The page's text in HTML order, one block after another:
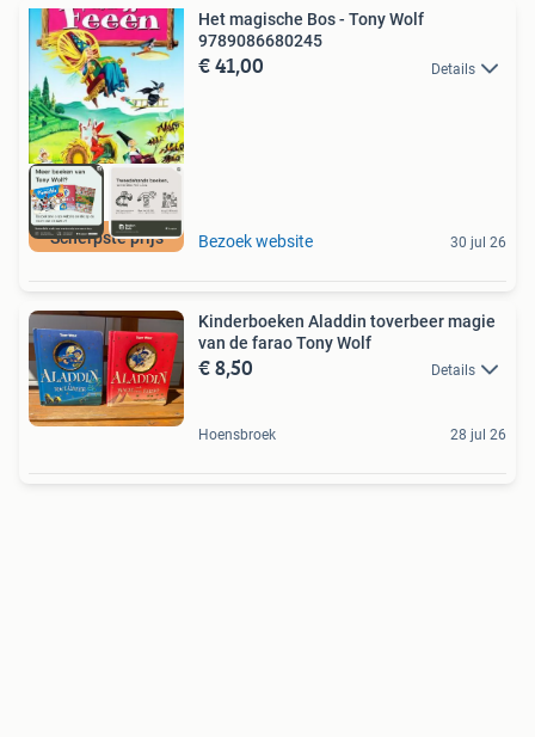
Scherpste prijs
Het magische Bos - Tony Wolf
9789086680245
€ 41,00 Details
Bezoek website 30 jul 26
Kinderboeken Aladdin toverbeer magie
van de farao Tony Wolf
€ 8,50 Details
Hoensbroek 28 jul 26